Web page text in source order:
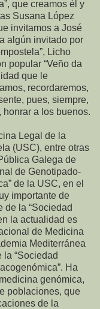
que creamos él y
Susana López
invitamos a José
algún invitado por
Licho
popular “Veño da
que le
recordaremos,
pues, siempre,
honrar a los buenos.
Legal de la
(USC), entre otras
Galega de
de Genotipado-
de la USC, en el
importante de
de la “Sociedad
la actualidad es
de Medicina
Mediterránea
“Sociedad
Ha
genómica,
poblaciones, que
de la